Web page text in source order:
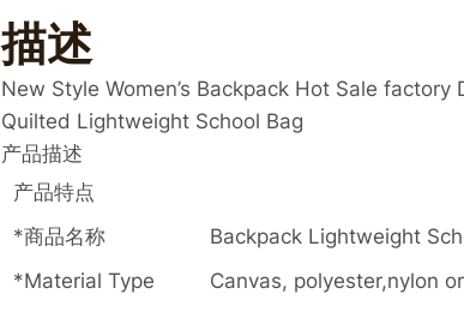
描述
New Style Women’s Backpack Hot Sale
Quilted Lightweight School Bag
产品描述
产品特点
*商品名称
Backpack Lightweight
*Material Type
Canvas, polyester,nylon